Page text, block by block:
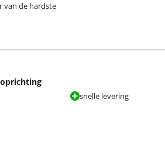
van de hardste
snelle levering